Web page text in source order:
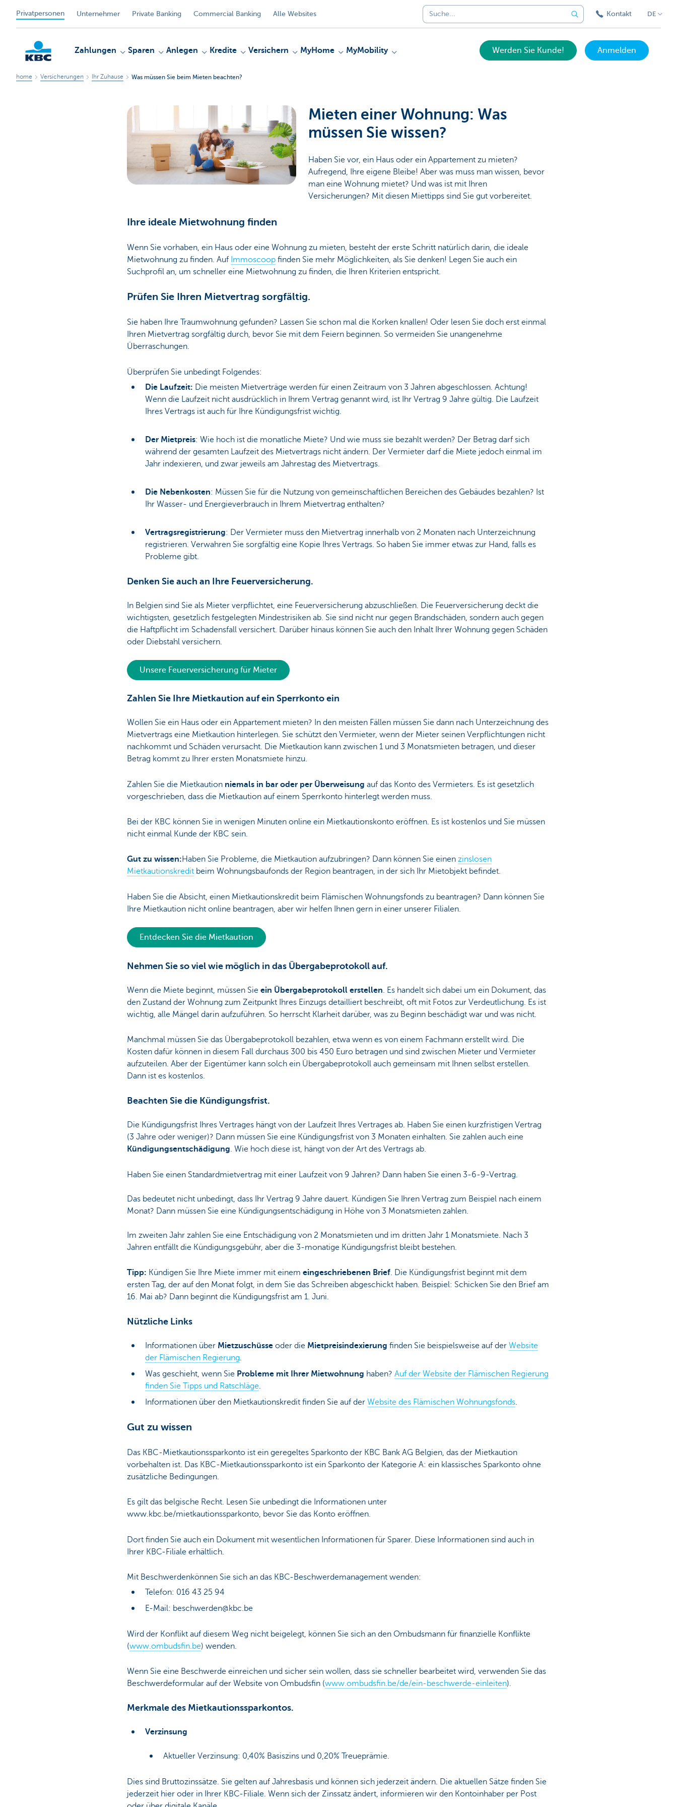
Privatpersonen Unternehmer Private Banking Commercial Banking Alle Websites Kontakt DE
Zahlungen Sparen Anlegen Kredite Versichern MyHome MyMobility Werden Sie Kunde! Anmelden
home Versicherungen Ihr Zuhause Was müssen Sie beim Mieten beachten?
Mieten einer Wohnung: Was
müssen Sie wissen?
Haben Sie vor, ein Haus oder ein Appartement zu mieten?
Aufregend, Ihre eigene Bleibe! Aber was muss man wissen, bevor
man eine Wohnung mietet? Und was ist mit Ihren
Versicherungen? Mit diesen Miettipps sind Sie gut vorbereitet.
Ihre ideale Mietwohnung finden
Wenn Sie vorhaben, ein Haus oder eine Wohnung zu mieten, besteht der erste Schritt natürlich darin, die ideale
Mietwohnung zu finden. Auf Immoscoop finden Sie mehr Möglichkeiten, als Sie denken! Legen Sie auch ein
Suchprofil an, um schneller eine Mietwohnung zu finden, die Ihren Kriterien entspricht.
Prüfen Sie Ihren Mietvertrag sorgfältig.
Sie haben Ihre Traumwohnung gefunden? Lassen Sie schon mal die Korken knallen! Oder lesen Sie doch erst einmal
Ihren Mietvertrag sorgfältig durch, bevor Sie mit dem Feiern beginnen. So vermeiden Sie unangenehme
Überraschungen.
Überprüfen Sie unbedingt Folgendes:
Die Laufzeit: Die meisten Mietverträge werden für einen Zeitraum von 3 Jahren abgeschlossen. Achtung!
Wenn die Laufzeit nicht ausdrücklich in Ihrem Vertrag genannt wird, ist Ihr Vertrag 9 Jahre gültig. Die Laufzeit
Ihres Vertrags ist auch für Ihre Kündigungsfrist wichtig.
Der Mietpreis: Wie hoch ist die monatliche Miete? Und wie muss sie bezahlt werden? Der Betrag darf sich
während der gesamten Laufzeit des Mietvertrags nicht ändern. Der Vermieter darf die Miete jedoch einmal im
Jahr indexieren, und zwar jeweils am Jahrestag des Mietvertrags.
Die Nebenkosten: Müssen Sie für die Nutzung von gemeinschaftlichen Bereichen des Gebäudes bezahlen? Ist
Ihr Wasser- und Energieverbrauch in Ihrem Mietvertrag enthalten?
Vertragsregistrierung: Der Vermieter muss den Mietvertrag innerhalb von 2 Monaten nach Unterzeichnung
registrieren. Verwahren Sie sorgfältig eine Kopie Ihres Vertrags. So haben Sie immer etwas zur Hand, falls es
Probleme gibt.
Denken Sie auch an Ihre Feuerversicherung.
In Belgien sind Sie als Mieter verpflichtet, eine Feuerversicherung abzuschließen. Die Feuerversicherung deckt die
wichtigsten, gesetzlich festgelegten Mindestrisiken ab. Sie sind nicht nur gegen Brandschäden, sondern auch gegen
die Haftpflicht im Schadensfall versichert. Darüber hinaus können Sie auch den Inhalt Ihrer Wohnung gegen Schäden
oder Diebstahl versichern.
Unsere Feuerversicherung für Mieter
Zahlen Sie Ihre Mietkaution auf ein Sperrkonto ein
Wollen Sie ein Haus oder ein Appartement mieten? In den meisten Fällen müssen Sie dann nach Unterzeichnung des
Mietvertrags eine Mietkaution hinterlegen. Sie schützt den Vermieter, wenn der Mieter seinen Verpflichtungen nicht
nachkommt und Schäden verursacht. Die Mietkaution kann zwischen 1 und 3 Monatsmieten betragen, und dieser
Betrag kommt zu Ihrer ersten Monatsmiete hinzu.
Zahlen Sie die Mietkaution niemals in bar oder per Überweisung auf das Konto des Vermieters. Es ist gesetzlich
vorgeschrieben, dass die Mietkaution auf einem Sperrkonto hinterlegt werden muss.
Bei der KBC können Sie in wenigen Minuten online ein Mietkautionskonto eröffnen. Es ist kostenlos und Sie müssen
nicht einmal Kunde der KBC sein.
Gut zu wissen:Haben Sie Probleme, die Mietkaution aufzubringen? Dann können Sie einen zinslosen
Mietkautionskredit beim Wohnungsbaufonds der Region beantragen, in der sich Ihr Mietobjekt befindet.
Haben Sie die Absicht, einen Mietkautionskredit beim Flämischen Wohnungsfonds zu beantragen? Dann können Sie
Ihre Mietkaution nicht online beantragen, aber wir helfen Ihnen gern in einer unserer Filialen.
Entdecken Sie die Mietkaution
Nehmen Sie so viel wie möglich in das Übergabeprotokoll auf.
Wenn die Miete beginnt, müssen Sie ein Übergabeprotokoll erstellen. Es handelt sich dabei um ein Dokument, das
den Zustand der Wohnung zum Zeitpunkt Ihres Einzugs detailliert beschreibt, oft mit Fotos zur Verdeutlichung. Es ist
wichtig, alle Mängel darin aufzuführen. So herrscht Klarheit darüber, was zu Beginn beschädigt war und was nicht.
Manchmal müssen Sie das Übergabeprotokoll bezahlen, etwa wenn es von einem Fachmann erstellt wird. Die
Kosten dafür können in diesem Fall durchaus 300 bis 450 Euro betragen und sind zwischen Mieter und Vermieter
aufzuteilen. Aber der Eigentümer kann solch ein Übergabeprotokoll auch gemeinsam mit Ihnen selbst erstellen.
Dann ist es kostenlos.
Beachten Sie die Kündigungsfrist.
Die Kündigungsfrist Ihres Vertrages hängt von der Laufzeit Ihres Vertrages ab. Haben Sie einen kurzfristigen Vertrag
(3 Jahre oder weniger)? Dann müssen Sie eine Kündigungsfrist von 3 Monaten einhalten. Sie zahlen auch eine
Kündigungsentschädigung. Wie hoch diese ist, hängt von der Art des Vertrags ab.
Haben Sie einen Standardmietvertrag mit einer Laufzeit von 9 Jahren? Dann haben Sie einen 3-6-9-Vertrag.
Das bedeutet nicht unbedingt, dass Ihr Vertrag 9 Jahre dauert. Kündigen Sie Ihren Vertrag zum Beispiel nach einem
Monat? Dann müssen Sie eine Kündigungsentschädigung in Höhe von 3 Monatsmieten zahlen.
Im zweiten Jahr zahlen Sie eine Entschädigung von 2 Monatsmieten und im dritten Jahr 1 Monatsmiete. Nach 3
Jahren entfällt die Kündigungsgebühr, aber die 3-monatige Kündigungsfrist bleibt bestehen.
Tipp: Kündigen Sie Ihre Miete immer mit einem eingeschriebenen Brief. Die Kündigungsfrist beginnt mit dem
ersten Tag, der auf den Monat folgt, in dem Sie das Schreiben abgeschickt haben. Beispiel: Schicken Sie den Brief am
16. Mai ab? Dann beginnt die Kündigungsfrist am 1. Juni.
Nützliche Links
Informationen über Mietzuschüsse oder die Mietpreisindexierung finden Sie beispielsweise auf der Website
der Flämischen Regierung.
Was geschieht, wenn Sie Probleme mit Ihrer Mietwohnung haben? Auf der Website der Flämischen Regierung
finden Sie Tipps und Ratschläge.
Informationen über den Mietkautionskredit finden Sie auf der Website des Flämischen Wohnungsfonds.
Gut zu wissen
Das KBC‐Mietkautionssparkonto ist ein geregeltes Sparkonto der KBC Bank AG Belgien, das der Mietkaution
vorbehalten ist. Das KBC‐Mietkautionssparkonto ist ein Sparkonto der Kategorie A: ein klassisches Sparkonto ohne
zusätzliche Bedingungen.
Es gilt das belgische Recht. Lesen Sie unbedingt die Informationen unter
www.kbc.be/mietkautionssparkonto, bevor Sie das Konto eröffnen.
Dort finden Sie auch ein Dokument mit wesentlichen Informationen für Sparer. Diese Informationen sind auch in
Ihrer KBC-Filiale erhältlich.
Mit Beschwerdenkönnen Sie sich an das KBC-Beschwerdemanagement wenden:
Telefon: 016 43 25 94
E-Mail: beschwerden@kbc.be
Wird der Konflikt auf diesem Weg nicht beigelegt, können Sie sich an den Ombudsmann für finanzielle Konflikte
(www.ombudsfin.be) wenden.
Wenn Sie eine Beschwerde einreichen und sicher sein wollen, dass sie schneller bearbeitet wird, verwenden Sie das
Beschwerdeformular auf der Website von Ombudsfin (www.ombudsfin.be/de/ein-beschwerde-einleiten).
Merkmale des Mietkautionssparkontos.
Verzinsung
Aktueller Verzinsung: 0,40% Basiszins und 0,20% Treueprämie.
Dies sind Bruttozinssätze. Sie gelten auf Jahresbasis und können sich jederzeit ändern. Die aktuellen Sätze finden Sie
jederzeit hier oder in Ihrer KBC-Filiale. Wenn sich der Zinssatz ändert, informieren wir den Kontoinhaber per Post